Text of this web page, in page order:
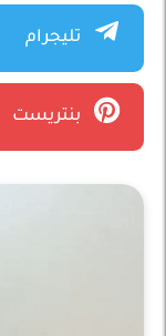
تليجرام
بنتريست